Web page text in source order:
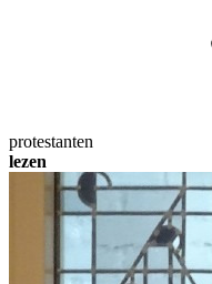
protestanten
lezen